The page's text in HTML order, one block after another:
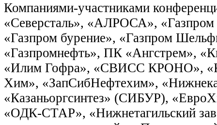
Компаниями-участниками
«Северсталь», «АЛРОСА»,
«Газпром бурение», «Газпром
«Газпромнефть», ПК «Ангстрем»,
«Илим Гофра», «СВИСС КРОНО»,
Хим», «ЗапСибНефтехим»,
«Казаньоргсинтез» (СИБУР),
«ОДК-СТАР», «Нижнетагильский